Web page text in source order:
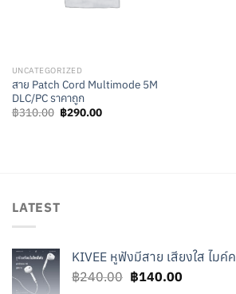
UNCATEGORIZED
สาย Patch Cord Multimode 5M
DLC/PC ราคาถูก
฿310.00 Original
price
฿290.00Current
LATEST
KIVEE หูฟังมีสาย เสียงใส ไม
฿240.00 Original
฿140.00Current